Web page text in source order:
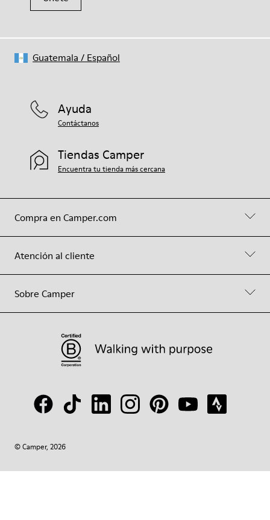
Compra en Camper.com
Atención al cliente
Sobre Camper
Ayuda
Contáctanos
Tiendas Camper
Encuentra tu tienda más cercana
© Camper, 2026
Guatemala / Español